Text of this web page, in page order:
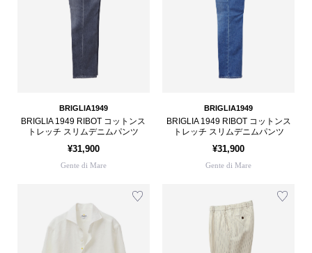
BRIGLIA1949
BRIGLIA 1949 RIBOT コットンス
トレッチ スリムデニムパンツ
¥31,900
Gente di Mare
BRIGLIA1949
BRIGLIA 1949 RIBOT コットンス
トレッチ スリムデニムパンツ
¥31,900
Gente di Mare